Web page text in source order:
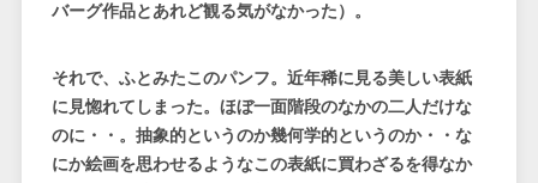
バーグ作品とあれど観る気がなかった）。
それで、ふとみたこのパンフ。近年稀に見る美しい表紙
に見惚れてしまった。ほぼ一面階段のなかの二人だけな
のに・・。抽象的というのか幾何学的というのか・・な
にか絵画を思わせるようなこの表紙に買わざるを得なか